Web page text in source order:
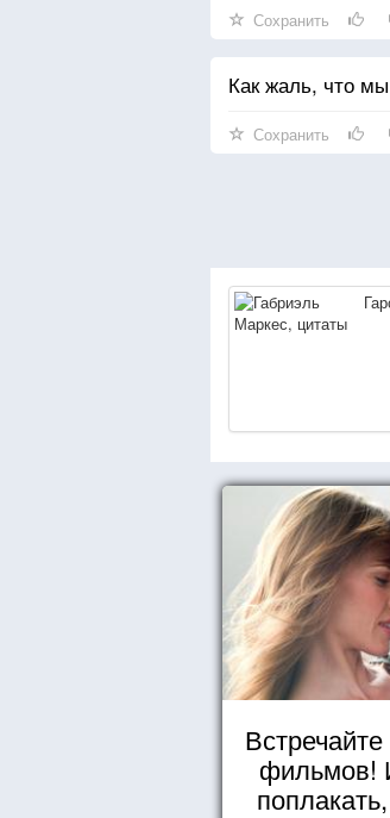
Сохранить
Как жаль, что мы
Сохранить
фильмов!